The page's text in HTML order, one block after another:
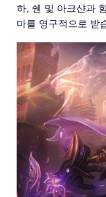
하, 쉔 및 아크샨과
마를 영구적으로 받